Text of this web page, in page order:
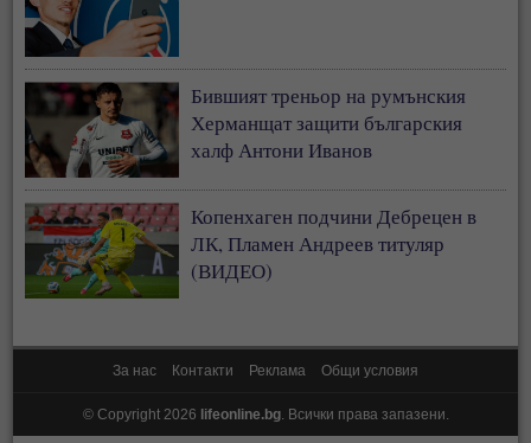
Бившият треньор на румънския
Херманщат защити българския
халф Антони Иванов
Копенхаген подчини Дебрецен в
ЛК, Пламен Андреев титуляр
(ВИДЕО)
За нас Контакти Реклама Общи условия
© Copyright 2026 lifeonline.bg. Всички права запазени.